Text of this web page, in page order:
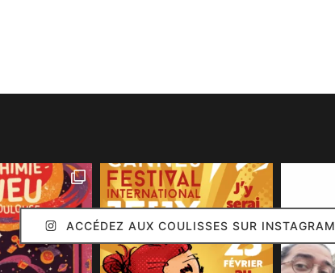
ACCÉDEZ AUX COULISSES SUR INSTAGRAM